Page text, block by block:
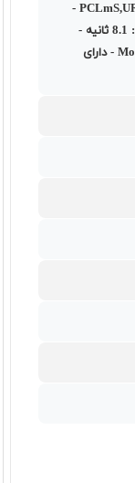
پردازنده: 500 مگاهرتزی - زبان چاپ: PCLmS,URF,PWG -
دارای شبکه بی سيم Wi-Fi - چاپ اولین برگ: 8.1 ثانیه -
دارای HP FastRes 600 - دارای Mopria-certified - دارای